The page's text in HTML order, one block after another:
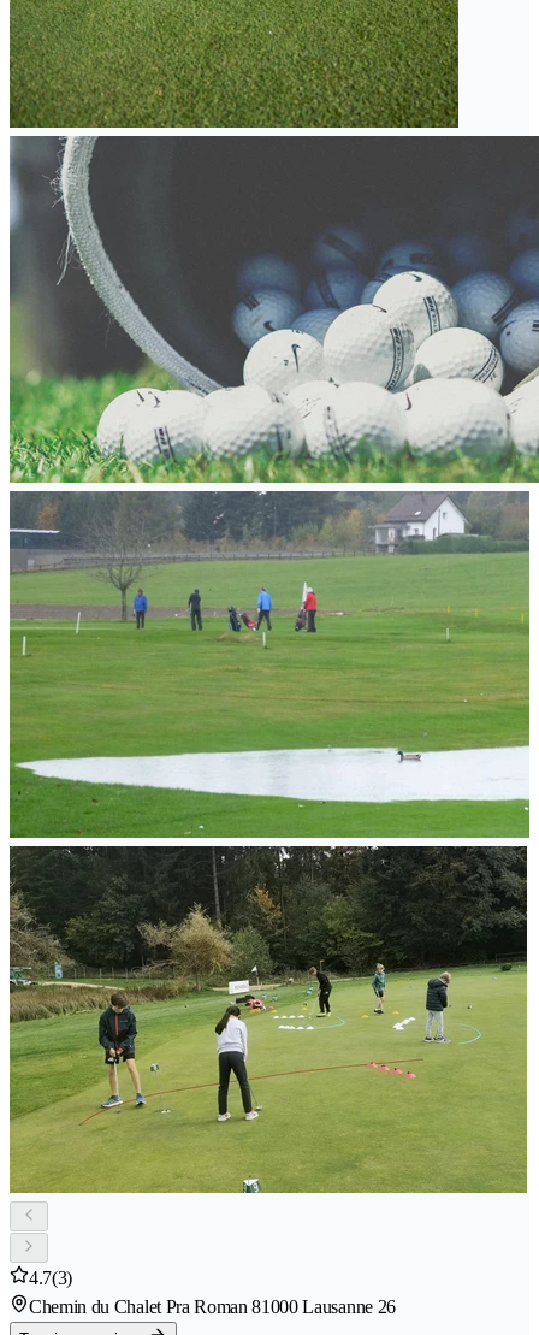
4.7(3)
Chemin du Chalet Pra Roman 81000 Lausanne 26